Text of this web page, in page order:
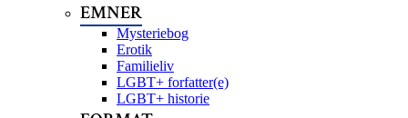
EMNER
Mysteriebog
Erotik
Familieliv
LGBT+ forfatter(e)
LGBT+ historie